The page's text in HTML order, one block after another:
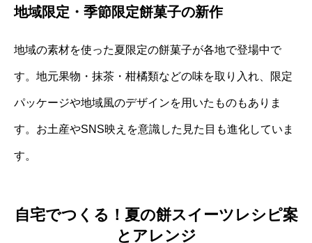
地域限定・季節限定餅菓子の新作
地域の素材を使った夏限定の餅菓子が各地で登場中で
す。地元果物・抹茶・柑橘類などの味を取り入れ、限定
パッケージや地域風のデザインを用いたものもありま
す。お土産やSNS映えを意識した見た目も進化していま
す。
自宅でつくる！夏の餅スイーツレシピ案
とアレンジ